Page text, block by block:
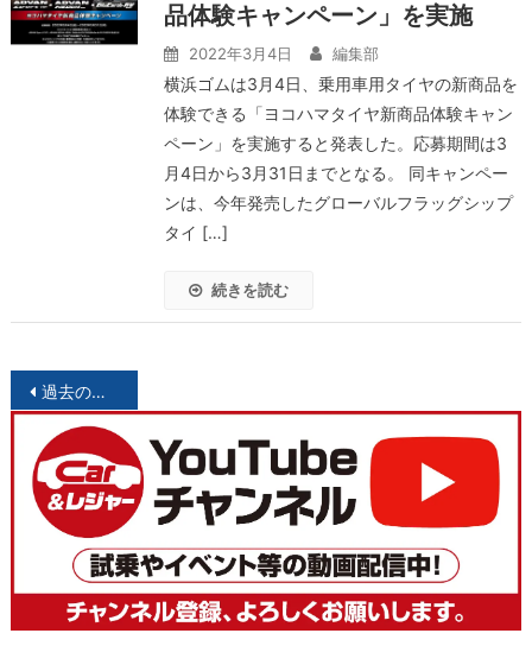
品体験キャンペーン」を実施
2022年3月4日 編集部
横浜ゴムは3月4日、乗用車用タイヤの新商品を
体験できる「ヨコハマタイヤ新商品体験キャン
ペーン」を実施すると発表した。応募期間は3
月4日から3月31日までとなる。 同キャンペー
ンは、今年発売したグローバルフラッグシップ
タイ […]
続きを読む
投
稿
ナ
ビ
ー
過去の投稿